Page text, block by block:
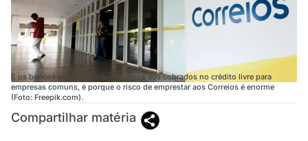
E os bancos exigiram juros próximos aos cobrados no crédito livre para
empresas comuns, é porque o risco de emprestar aos Correios é enorme
(Foto: Freepik.com).
Compartilhar matéria